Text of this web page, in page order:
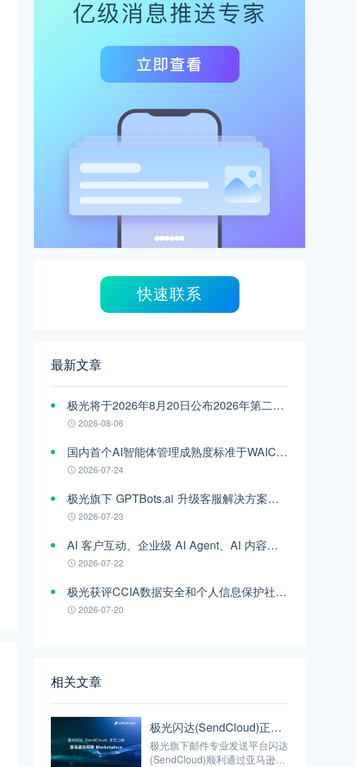
快速联系
最新文章
极光将于2026年8月20日公布2026年第二季度财报
2026-08-06
国内首个AI智能体管理成熟度标准于WAIC发布，极光参编
2026-07-24
极光旗下 GPTBots.ai 升级客服解决方案：Audio Agent 打通企业通信线路，LINE 客服插件 2.0 同步上线
2026-07-23
AI 客户互动、企业级 AI Agent、AI 内容生成集中亮相！极光旗下EngageLab WAIC 2026 现场回顾
2026-07-22
极光获评CCIA数据安全和个人信息保护社会责任“二星级”单位
2026-07-20
相关文章
极光闪达(SendCloud)正式上线亚马逊云科技Marketplace
极光旗下邮件专业发送平台闪达
(SendCloud)顺利通过亚马逊云